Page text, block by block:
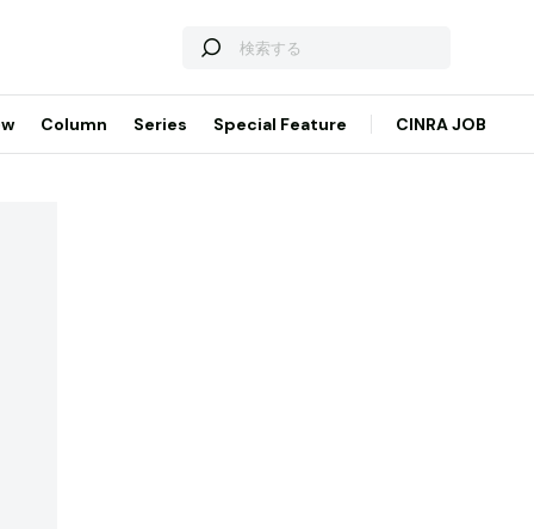
Column Series Special Feature CINRA JOB